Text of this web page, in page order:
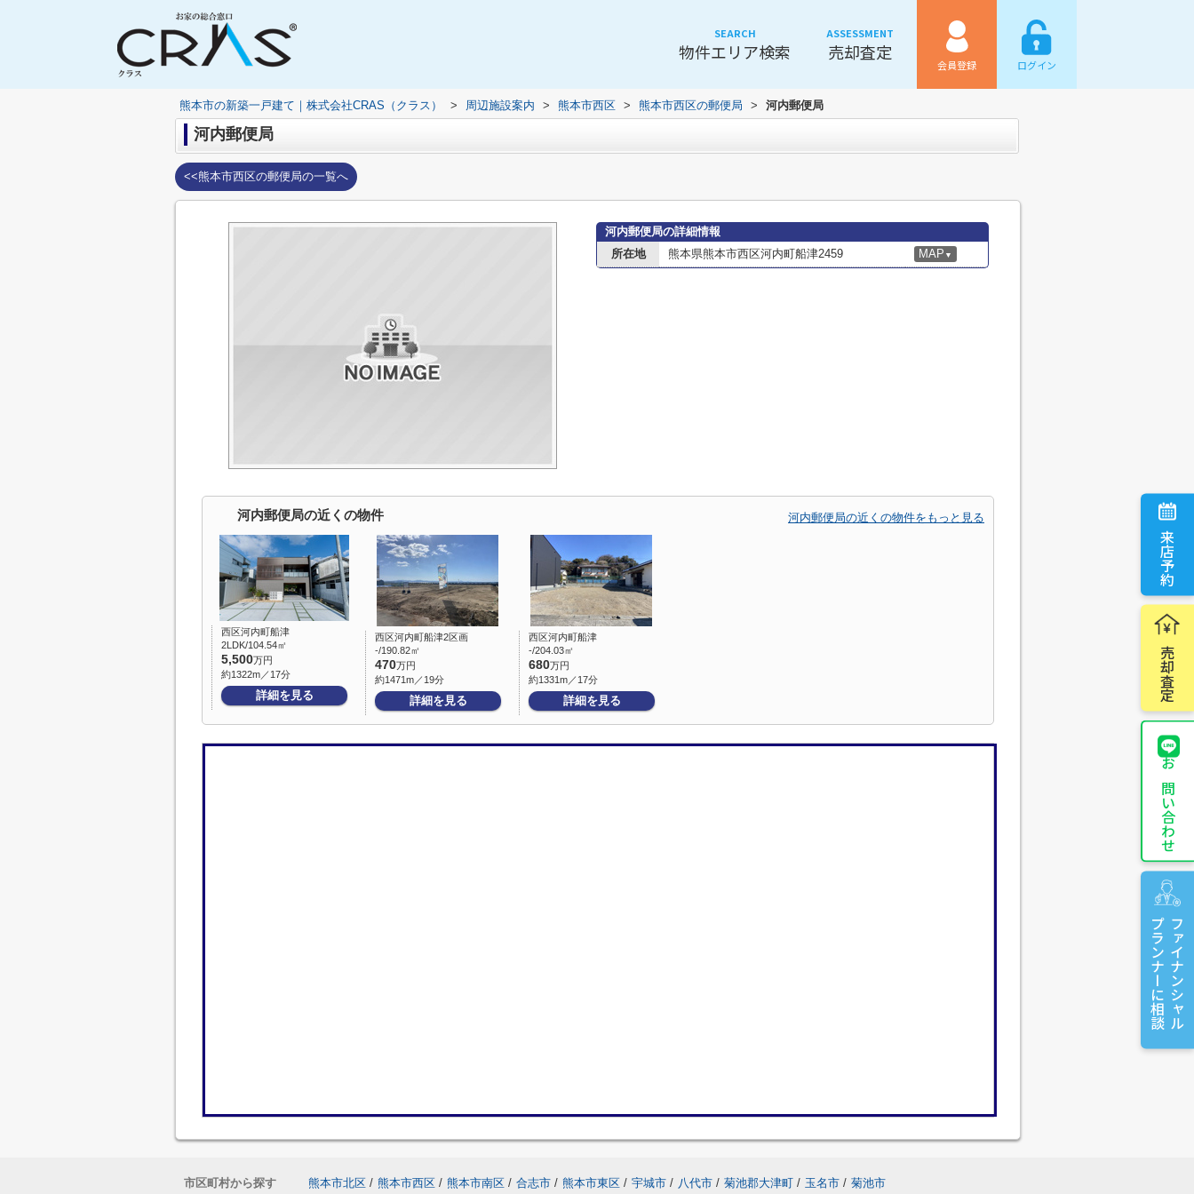
SEARCH
物件エリア検索
ASSESSMENT
売却査定
会員登録 ログイン
来店予約
売却査定
お問い合わせ
ファイナンシャル
プランナーに相談
熊本市の新築一戸建て｜株式会社CRAS（クラス） > 周辺施設案内 > 熊本市西区 > 熊本市西区の郵便局 > 河内郵便局
河内郵便局
<<熊本市西区の郵便局の一覧へ
河内郵便局の詳細情報
所在地
熊本県熊本市西区河内町船津2459 MAP ▼
河内郵便局の近くの物件 河内郵便局の近くの物件をもっと見る
西区河内町船津
2LDK/104.54㎡
5,500万円
約1322m／17分
詳細を見る
西区河内町船津2区画
-/190.82㎡
470万円
約1471m／19分
詳細を見る
西区河内町船津
-/204.03㎡
680万円
約1331m／17分
詳細を見る
市区町村から探す 熊本市北区 / 熊本市西区 / 熊本市南区 / 合志市 / 熊本市東区 / 宇城市 / 八代市 / 菊池郡大津町 / 玉名市 / 菊池市